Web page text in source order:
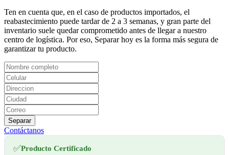
Ten en cuenta que, en el caso de productos importados, el
reabastecimiento puede tardar de 2 a 3 semanas, y gran parte del
inventario suele quedar comprometido antes de llegar a nuestro
centro de logística. Por eso, Separar hoy es la forma más segura de
garantizar tu producto.
Separar
Contáctanos
✅Producto Certificado